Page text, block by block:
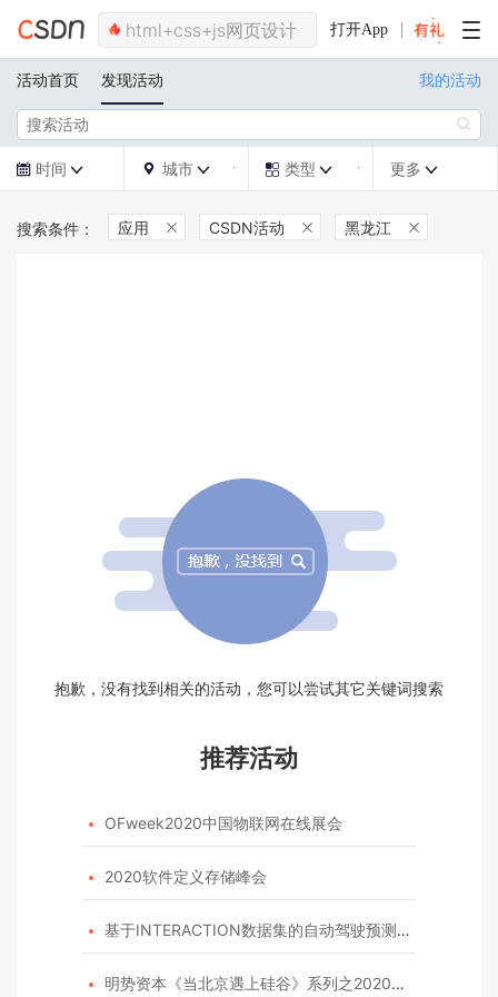
打开App
活动首页 发现活动 我的活动

 时间   城市   类型  更多 
应用  CSDN活动  黑龙江 
抱歉，没有找到相关的活动，您可以尝试其它关键词搜索
推荐活动
 OFweek2020中国物联网在线展会
 2020软件定义存储峰会
 基于INTERACTION数据集的自动驾驶预测模型挑战赛
 明势资本《当北京遇上硅谷》系列之2020年度开源峰会